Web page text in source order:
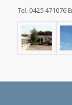
Tel. 0425 471076